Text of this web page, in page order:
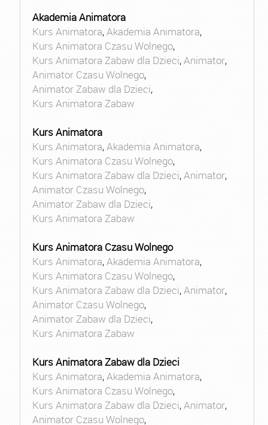
Akademia Animatora
Kurs Animatora,Akademia Animatora,
Kurs Animatora Czasu Wolnego,
Kurs Animatora Zabaw dla Dzieci,Animator,
Animator Czasu Wolnego,
Animator Zabaw dla Dzieci,
Kurs Animatora Zabaw
Kurs Animatora
Kurs Animatora,Akademia Animatora,
Kurs Animatora Czasu Wolnego,
Kurs Animatora Zabaw dla Dzieci,Animator,
Animator Czasu Wolnego,
Animator Zabaw dla Dzieci,
Kurs Animatora Zabaw
Kurs Animatora Czasu Wolnego
Kurs Animatora,Akademia Animatora,
Kurs Animatora Czasu Wolnego,
Kurs Animatora Zabaw dla Dzieci,Animator,
Animator Czasu Wolnego,
Animator Zabaw dla Dzieci,
Kurs Animatora Zabaw
Kurs Animatora Zabaw dla Dzieci
Kurs Animatora,Akademia Animatora,
Kurs Animatora Czasu Wolnego,
Kurs Animatora Zabaw dla Dzieci,Animator,
Animator Czasu Wolnego,